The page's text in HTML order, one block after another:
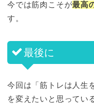
今では筋肉こそが最高
す。
最後に
今回は「筋トレは人生
を変えたいと思ってい